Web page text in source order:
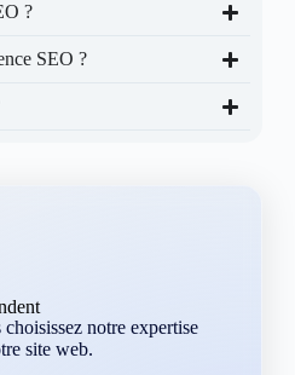
?
SEO ?
notre expertise
site web.